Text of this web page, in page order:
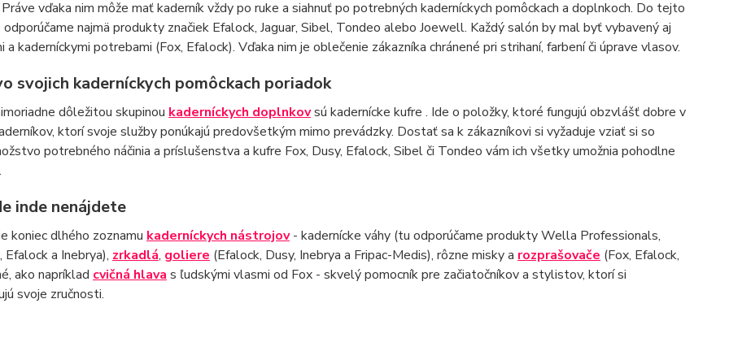
vďaka nim môže mať kaderník vždy po ruke a siahnuť po potrebných kaderníckych pomôckach a doplnkoch. Do tejto
najmä produkty značiek Efalock, Jaguar, Sibel, Tondeo alebo Joewell. Každý salón by mal byť vybavený aj
a kaderníckymi potrebami (Fox, Efalock). Vďaka nim je oblečenie zákazníka chránené pri strihaní, farbení či úprave vlasov.
svojich kaderníckych pomôckach poriadok
dôležitou skupinou kaderníckych doplnkovsú kadernícke kufre . Ide o položky, ktoré fungujú obzvlášť dobre v
ktorí svoje služby ponúkajú predovšetkým mimo prevádzky. Dostať sa k zákazníkovi si vyžaduje vziať si so
potrebného náčinia a príslušenstva a kufre Fox, Dusy, Efalock, Sibel či Tondeo vám ich všetky umožnia pohodlne
inde nenájdete
koniec dlhého zoznamu kaderníckych nástrojov- kadernícke váhy (tu odporúčame produkty Wella Professionals,
a Inebrya), zrkadlá, goliere (Efalock, Dusy, Inebrya a Fripac-Medis), rôzne misky a rozprašovače (Fox, Efalock,
ako napríklad cvičná hlava s ľudskými vlasmi od Fox - skvelý pomocník pre začiatočníkov a stylistov, ktorí si
svoje zručnosti.